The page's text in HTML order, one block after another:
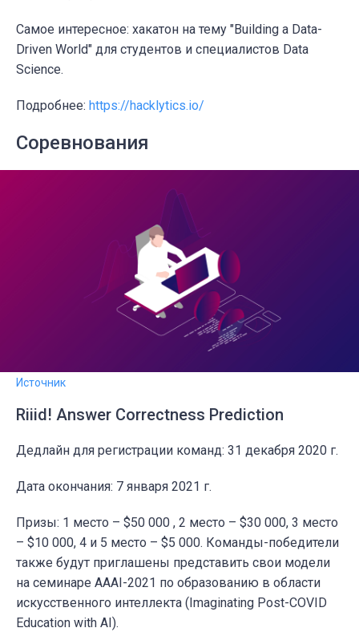
Самое интересное: хакатон на тему "Building a Data-
Driven World" для студентов и специалистов Data
Science.
Подробнее: https://hacklytics.io/
Соревнования
Источник
Riiid! Answer Correctness Prediction
Дедлайн для регистрации команд: 31 декабря 2020 г.
Дата окончания: 7 января 2021 г.
Призы: 1 место – $50 000 , 2 место – $30 000, 3 место
– $10 000, 4 и 5 место – $5 000. Команды-победители
также будут приглашены представить свои модели
на семинаре AAAI-2021 по образованию в области
искусственного интеллекта (Imaginating Post-COVID
Education with AI).